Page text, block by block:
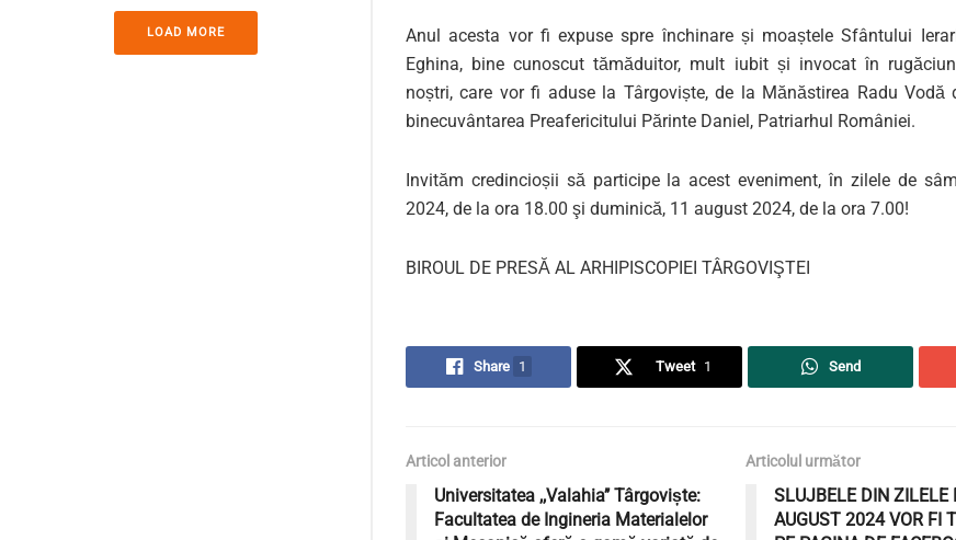
LOAD MORE Anul acesta vor fi expuse spre închinare și moașteleSfântului
Eghina, bine cunoscut tămăduitor, mult iubit și invocat în
noștri, care vorfi adusela Târgoviște, de la Mănăstirea Radu Vodă
binecuvântarea Preafericitului Părinte Daniel, Patriarhul României.
Invităm credincioșii să participela acest eveniment, în zilele de
2024, de la ora 18.00 şi duminică, 11 august 2024, de la ora 7.00!
BIROUL DE PRESĂ AL ARHIPISCOPIEI TÂRGOVIŞTEI
Share 1 Tweet 1 Send
Articol anterior
Universitatea ,,Valahia’’ Târgoviște:
Facultatea de Ingineria Materialelor
Articolul următor
SLUJBELE DIN ZILELE
AUGUST 2024 VOR FI